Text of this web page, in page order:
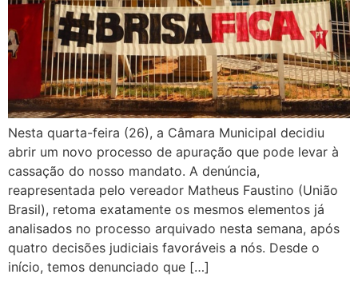
Nesta quarta-feira (26), a Câmara Municipal decidiu
abrir um novo processo de apuração que pode levar à
cassação do nosso mandato. A denúncia,
reapresentada pelo vereador Matheus Faustino (União
Brasil), retoma exatamente os mesmos elementos já
analisados no processo arquivado nesta semana, após
quatro decisões judiciais favoráveis a nós. Desde o
início, temos denunciado que […]